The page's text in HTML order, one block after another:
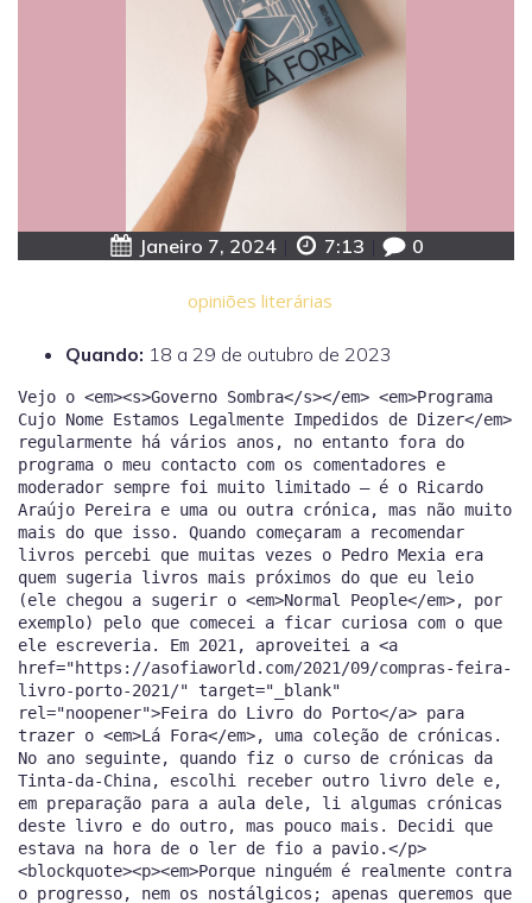
Janeiro 7, 2024 7:13 0
opiniões literárias
Quando: 18 a 29 de outubro de 2023
Vejo o <em><s>Governo Sombra</s></em> <em>Programa
Cujo Nome Estamos Legalmente Impedidos de Dizer</em>
regularmente há vários anos, no entanto fora do
programa o meu contacto com os comentadores e
moderador sempre foi muito limitado — é o Ricardo
Araújo Pereira e uma ou outra crónica, mas não muito
mais do que isso. Quando começaram a recomendar
livros percebi que muitas vezes o Pedro Mexia era
quem sugeria livros mais próximos do que eu leio
(ele chegou a sugerir o <em>Normal People</em>, por
exemplo) pelo que comecei a ficar curiosa com o que
ele escreveria. Em 2021, aproveitei a <a
href="https://asofiaworld.com/2021/09/compras-feira-
livro-porto-2021/" target="_blank"
rel="noopener">Feira do Livro do Porto</a> para
trazer o <em>Lá Fora</em>, uma coleção de crónicas.
No ano seguinte, quando fiz o curso de crónicas da
Tinta-da-China, escolhi receber outro livro dele e,
em preparação para a aula dele, li algumas crónicas
deste livro e do outro, mas pouco mais. Decidi que
estava na hora de o ler de fio a pavio.</p>
<blockquote><p><em>Porque ninguém é realmente contra
o progresso, nem os nostálgicos; apenas queremos que